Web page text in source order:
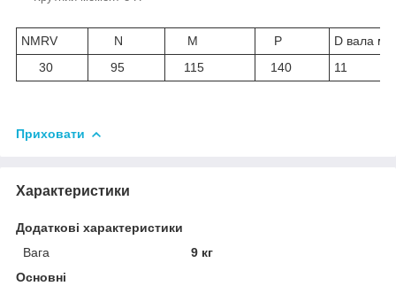
NMRV N M P
D вала мм
30
95 115 140 11
Приховати
Характеристики
Додаткові характеристики
Вага
9 кг
Основні